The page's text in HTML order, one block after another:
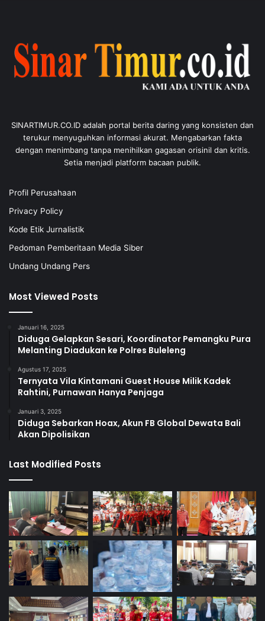
SINARTIMUR.CO.ID adalah portal berita daring yang konsisten dan
terukur menyuguhkan informasi akurat. Mengabarkan fakta
dengan menimbang tanpa menihilkan gagasan orisinil dan kritis.
Setia menjadi platform bacaan publik.
Profil Perusahaan
Privacy Policy
Kode Etik Jurnalistik
Pedoman Pemberitaan Media Siber
Undang Undang Pers
Most Viewed Posts
Januari 16, 2025
Diduga Gelapkan Sesari, Koordinator Pemangku Pura
Melanting Diadukan ke Polres Buleleng
Agustus 17, 2025
Ternyata Vila Kintamani Guest House Milik Kadek
Rahtini, Purnawan Hanya Penjaga
Januari 3, 2025
Diduga Sebarkan Hoax, Akun FB Global Dewata Bali
Akan Dipolisikan
Last Modified Posts